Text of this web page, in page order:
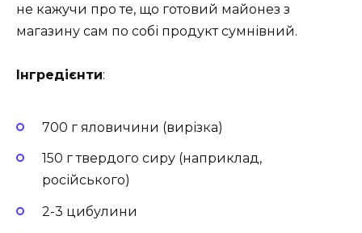
не кажучи про те, що готовий майонез з
магазину сам по собі продукт сумнівний.
Інгредієнти:
700 г яловичини (вирізка)
150 г твердого сиру (наприклад,
російського)
2-3 цибулини